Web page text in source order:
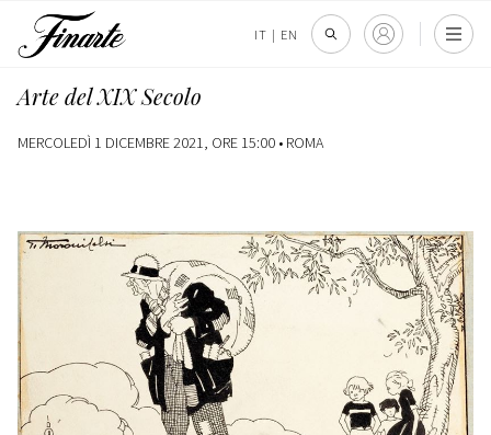
IT | EN
Arte del XIX Secolo
MERCOLEDÌ 1 DICEMBRE 2021, ORE 15:00 • ROMA